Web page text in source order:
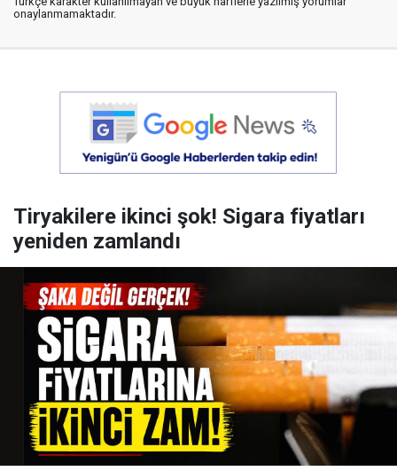
onaylanmamaktadır.
Tiryakilere ikinci şok! Sigara fiyatları
yeniden zamlandı